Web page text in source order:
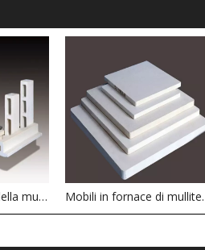
Mobilia del forno della mullite della cordierite per la struttura e il sistema del tetto Mobili in